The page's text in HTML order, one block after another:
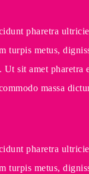
pharetra
turpis metus,
Ut sit amet
massa
pharetra
turpis metus,